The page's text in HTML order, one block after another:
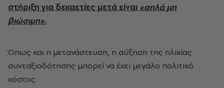
στήριξη για δεκαετίες μετά είναι «απλά μη
βιώσιμη».
Όπως και η μετανάστευση, η αύξηση της ηλικίας
συνταξιοδότησης μπορεί να έχει μεγάλο πολιτικό
κόστος.